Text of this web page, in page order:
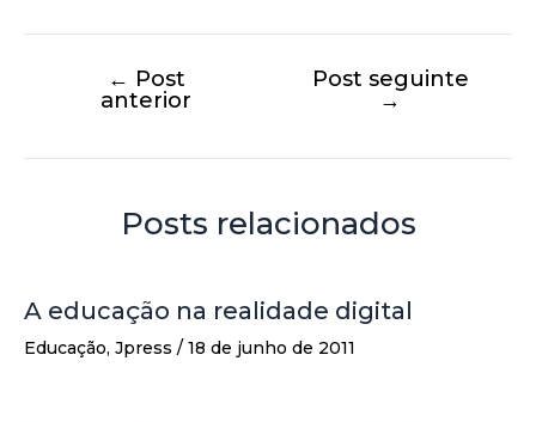
← Post
anterior
Post seguinte
→
Posts relacionados
A educação na realidade digital
Educação, Jpress / 18 de junho de 2011